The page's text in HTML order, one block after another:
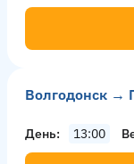
Волгодонск →
День 13:00